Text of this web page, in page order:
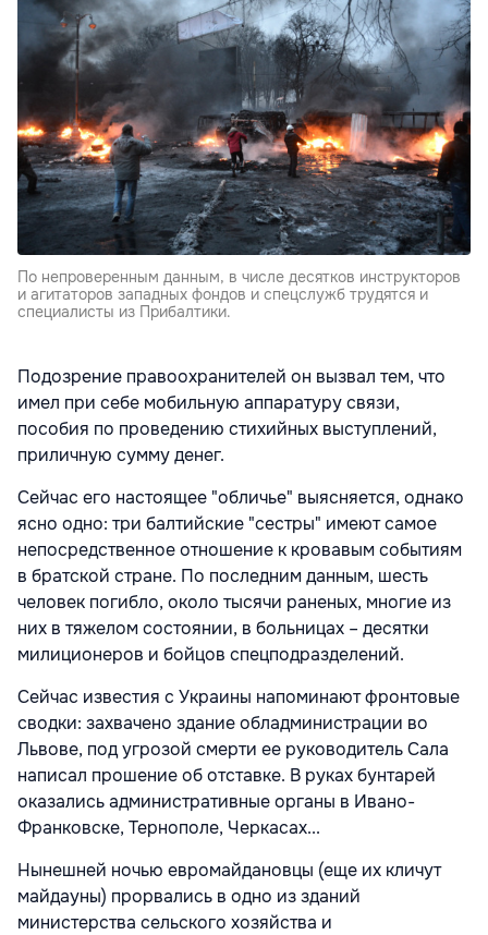
По непроверенным данным, в числе десятков инструкторов
и агитаторов западных фондов и спецслужб трудятся и
специалисты из Прибалтики.
Подозрение правоохранителей он вызвал тем, что
имел при себе мобильную аппаратуру связи,
пособия по проведению стихийных выступлений,
приличную сумму денег.
Сейчас его настоящее "обличье" выясняется, однако
ясно одно: три балтийские "сестры" имеют самое
непосредственное отношение к кровавым событиям
в братской стране. По последним данным, шесть
человек погибло, около тысячи раненых, многие из
них в тяжелом состоянии, в больницах – десятки
милиционеров и бойцов спецподразделений.
Сейчас известия с Украины напоминают фронтовые
сводки: захвачено здание обладминистрации во
Львове, под угрозой смерти ее руководитель Сала
написал прошение об отставке. В руках бунтарей
оказались административные органы в Ивано-
Франковске, Тернополе, Черкасах...
Нынешней ночью евромайдановцы (еще их кличут
майдауны) прорвались в одно из зданий
министерства сельского хозяйства и